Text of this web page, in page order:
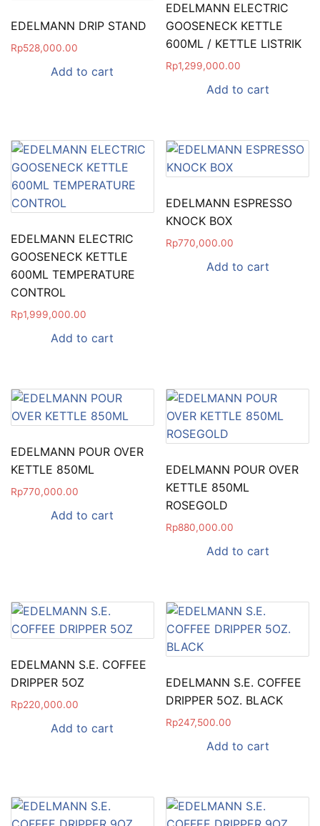
EDELMANN DRIP STAND
Rp528,000.00
Add to cart
EDELMANN ELECTRIC
GOOSENECK KETTLE
600ML / KETTLE LISTRIK
Rp1,299,000.00
Add to cart
EDELMANN ELECTRIC
GOOSENECK KETTLE
600ML TEMPERATURE
CONTROL
Rp1,999,000.00
Add to cart
EDELMANN ESPRESSO
KNOCK BOX
Rp770,000.00
Add to cart
EDELMANN POUR OVER
KETTLE 850ML
Rp770,000.00
Add to cart
EDELMANN POUR OVER
KETTLE 850ML
ROSEGOLD
Rp880,000.00
Add to cart
EDELMANN S.E. COFFEE
DRIPPER 5OZ
Rp220,000.00
Add to cart
EDELMANN S.E. COFFEE
DRIPPER 5OZ. BLACK
Rp247,500.00
Add to cart